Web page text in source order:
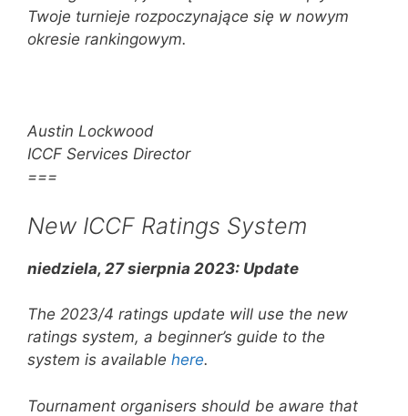
Twoje turnieje rozpoczynające się w nowym
okresie rankingowym.
Austin Lockwood
ICCF Services Director
===
New ICCF Ratings System
niedziela, 27 sierpnia 2023: Update
The 2023/4 ratings update will use the new
ratings system, a beginner’s guide to the
system is available here.
Tournament organisers should be aware that